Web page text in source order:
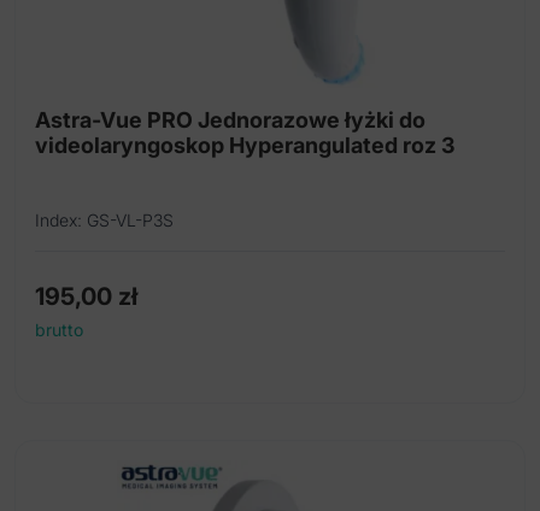
Astra-Vue PRO Jednorazowe łyżki do
videolaryngoskop Hyperangulated roz 3
Index: GS-VL-P3S
195,00 zł
brutto